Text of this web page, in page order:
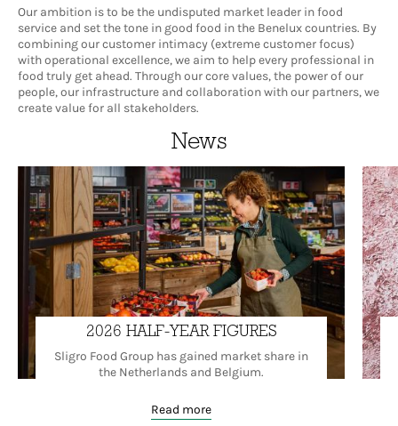
Our ambition is to be the undisputed market leader in food
service and set the tone in good food in the Benelux countries. By
combining our customer intimacy (extreme customer focus)
with operational excellence, we aim to help every professional in
food truly get ahead. Through our core values, the power of our
people, our infrastructure and collaboration with our partners, we
create value for all stakeholders.
News
2026 HALF-YEAR FIGURES
Sligro Food Group has gained market share in
the Netherlands and Belgium.
Read more